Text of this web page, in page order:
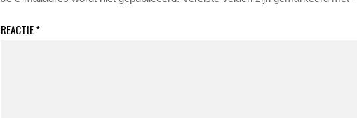
REACTIE*